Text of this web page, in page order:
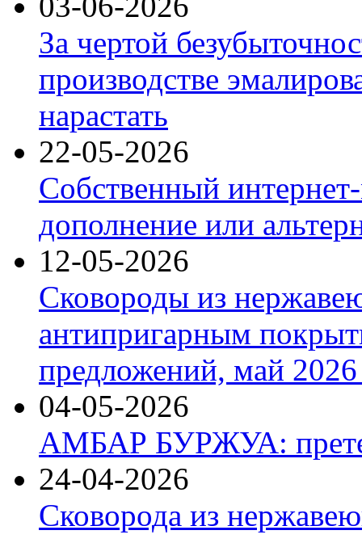
За чертой
производстве
нарастать
22-05-2026
Собственный
дополнение или
12-05-2026
Сковороды из
антипригарным
предложений, май 2026
04-05-2026
АМБАР БУРЖУА:
24-04-2026
Сковорода из